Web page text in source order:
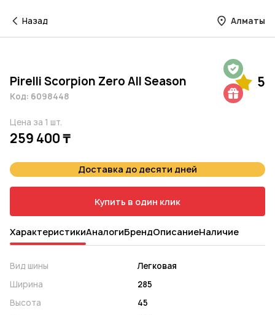
Назад Алматы
Pirelli Scorpion Zero All Season 5
Код: 6098448
Цена за 1 шт.
259 400 ₸
Доставка до десяти дней
Купить в один клик
ХарактеристикиАналогиБрендОписаниеНаличие
Вид шины
Легковая
Ширина
285
Высота
45